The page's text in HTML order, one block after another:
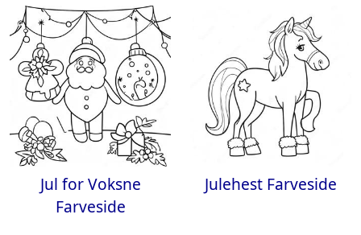
Jul for Voksne
Farveside
Julehest Farveside